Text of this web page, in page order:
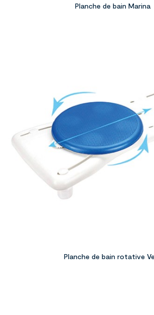
Planche de bain Marina
Planche de bain rotative